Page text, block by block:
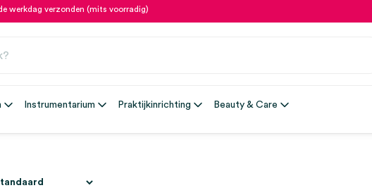
werkdag verzonden (mits voorradig)
Instrumentarium Praktijkinrichting Beauty & Care